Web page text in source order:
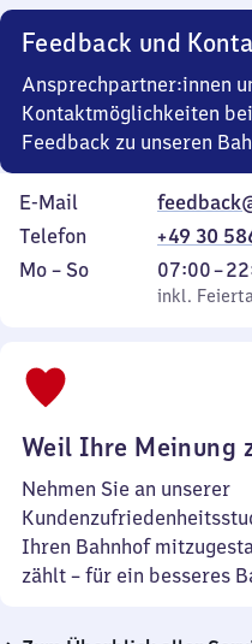
Uhr
Feedback und
Ansprechpartner:innen
Kontaktmöglichkeiten
Feedback zu unseren
E-Mail
Telefon
+49 30
Montag
Mo – So,
inkl. Feiertage
07:00–
Von
7
inkl.
Weil Ihre Meinung
Nehmen Sie an unserer
Ihren Bahnhof
zählt – für ein besseres